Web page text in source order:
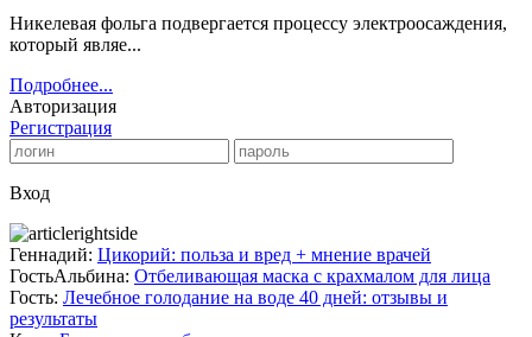
Никелевая фольга подвергается процессу электроосаждения,
который являе...
Подробнее...
Авторизация
Регистрация
Вход
Геннадий: Цикорий: польза и вред + мнение врачей
ГостьАльбина: Отбеливающая маска с крахмалом для лица
Гость: Лечебное голодание на воде 40 дней: отзывы и
результаты